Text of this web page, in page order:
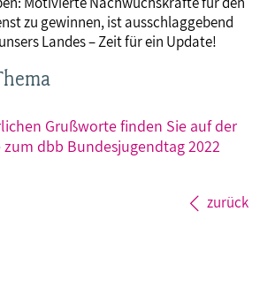
zu gewinnen, ist ausschlaggebend
Landes – Zeit für ein Update!
Grußworte finden Sie auf der
zum dbb Bundesjugendtag 2022
zurück